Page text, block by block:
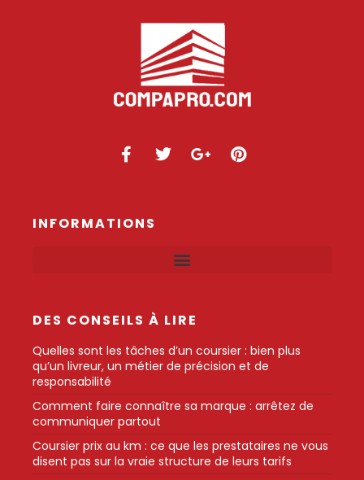
INFORMATIONS
DES CONSEILS À LIRE
Quelles sont les tâches d’un coursier : bien plus
qu’un livreur, un métier de précision et de
responsabilité
Comment faire connaître sa marque : arrêtez de
communiquer partout
Coursier prix au km : ce que les prestataires ne vous
disent pas sur la vraie structure de leurs tarifs